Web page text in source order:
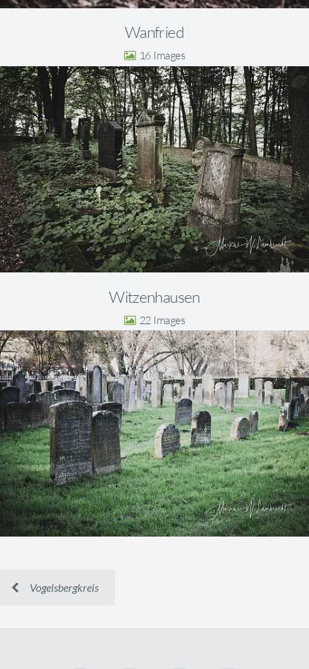
Wanfried
16
Witzenhausen
22
Vogelsbergkreis